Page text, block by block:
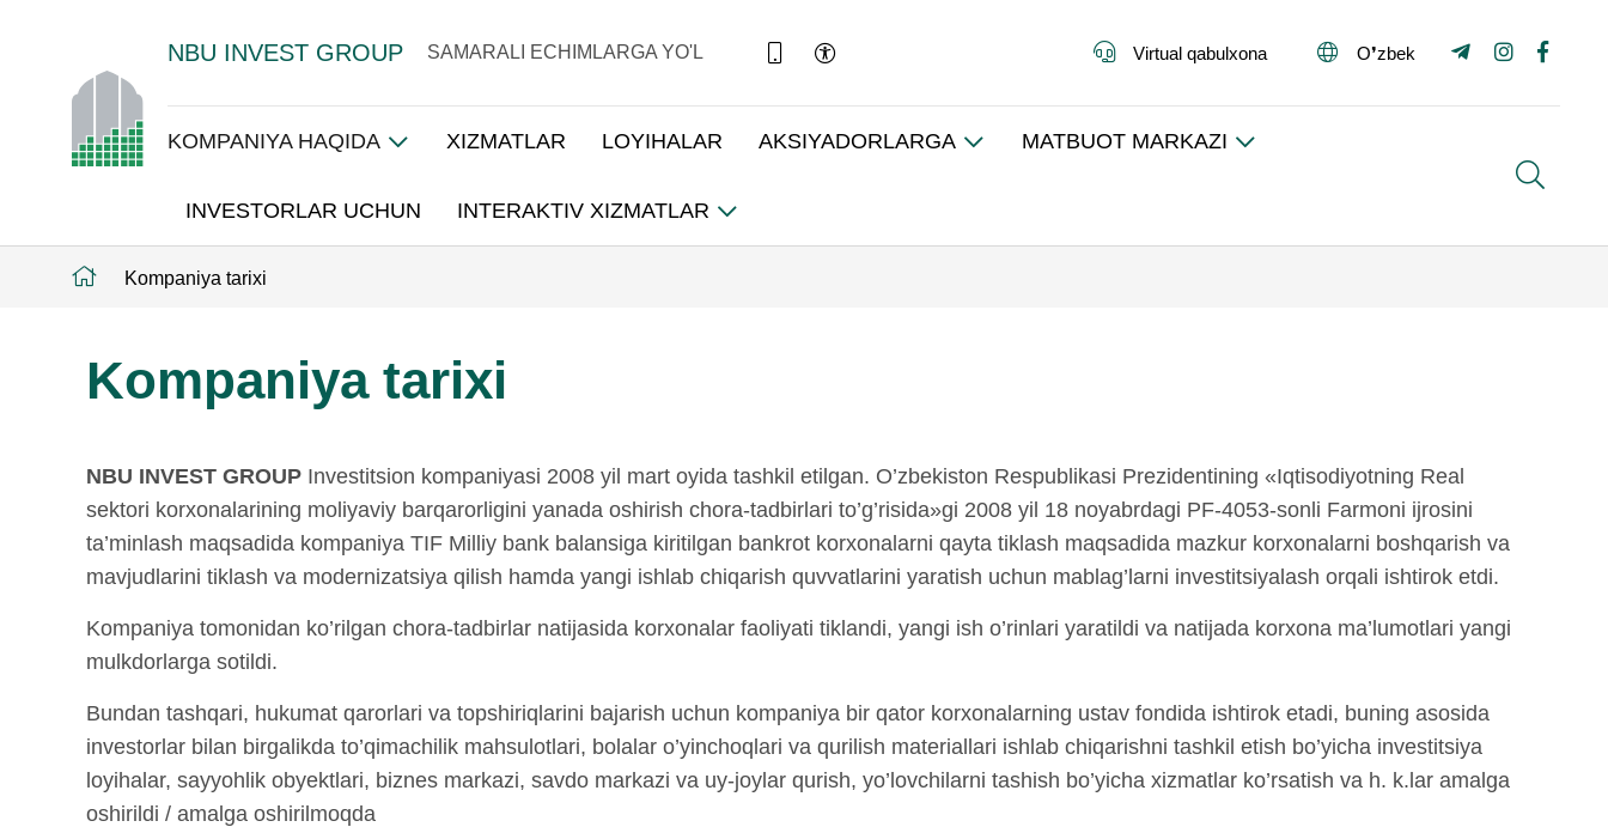
NBU INVEST GROUP SAMARALI ECHIMLARGA YO'L Virtual qabulxona O❜zbek
KOMPANIYA HAQIDA XIZMATLAR LOYIHALAR AKSIYADORLARGA MATBUOT MARKAZI
INVESTORLAR UCHUN INTERAKTIV XIZMATLAR
Kompaniya tarixi
Kompaniya tarixi
NBU INVEST GROUP Investitsion kompaniyasi 2008 yil mart oyida tashkil etilgan. O’zbekiston Respublikasi Prezidentining «Iqtisodiyotning Real
sektori korxonalarining moliyaviy barqarorligini yanada oshirish chora-tadbirlari to’g’risida»gi 2008 yil 18 noyabrdagi PF-4053-sonli Farmoni ijrosini
ta’minlash maqsadida kompaniya TIF Milliy bank balansiga kiritilgan bankrot korxonalarni qayta tiklash maqsadida mazkur korxonalarni boshqarish va
mavjudlarini tiklash va modernizatsiya qilish hamda yangi ishlab chiqarish quvvatlarini yaratish uchun mablag’larni investitsiyalash orqali ishtirok etdi.
Kompaniya tomonidan ko’rilgan chora-tadbirlar natijasida korxonalar faoliyati tiklandi, yangi ish o’rinlari yaratildi va natijada korxona ma’lumotlari yangi
mulkdorlarga sotildi.
Bundan tashqari, hukumat qarorlari va topshiriqlarini bajarish uchun kompaniya bir qator korxonalarning ustav fondida ishtirok etadi, buning asosida
investorlar bilan birgalikda to’qimachilik mahsulotlari, bolalar o’yinchoqlari va qurilish materiallari ishlab chiqarishni tashkil etish bo’yicha investitsiya
loyihalar, sayyohlik obyektlari, biznes markazi, savdo markazi va uy-joylar qurish, yo’lovchilarni tashish bo’yicha xizmatlar ko’rsatish va h. k.lar amalga
oshirildi / amalga oshirilmoqda